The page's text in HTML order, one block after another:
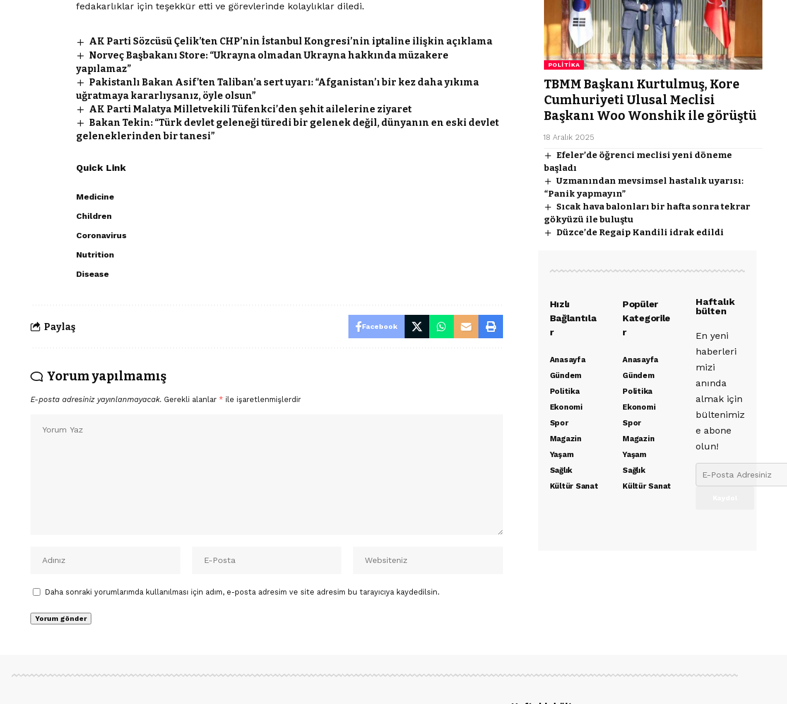
fedakarlıklar için teşekkür etti ve görevlerinde kolaylıklar diledi.
AK Parti Sözcüsü Çelik’ten CHP’nin İstanbul Kongresi’nin iptaline ilişkin açıklama
Norveç Başbakanı Store: “Ukrayna olmadan Ukrayna hakkında müzakere
yapılamaz”
Pakistanlı Bakan Asif’ten Taliban’a sert uyarı: “Afganistan’ı bir kez daha yıkıma
uğratmaya kararlıysanız, öyle olsun”
AK Parti Malatya Milletvekili Tüfenkci’den şehit ailelerine ziyaret
Bakan Tekin: “Türk devlet geleneği türedi bir gelenek değil, dünyanın en eski devlet
geleneklerinden bir tanesi”
Quick Link
Medicine
Children
Coronavirus
Nutrition
Disease
Paylaş Facebook
Yorum yapılmamış
E-posta adresiniz yayınlanmayacak. Gerekli alanlar * ile işaretlenmişlerdir
Daha sonraki yorumlarımda kullanılması için adım, e-posta adresim ve site adresim bu tarayıcıya kaydedilsin.
POLITIKA
TBMM Başkanı Kurtulmuş, Kore
Cumhuriyeti Ulusal Meclisi
Başkanı Woo Wonshik ile görüştü
18 Aralık 2025
Efeler’de öğrenci meclisi yeni döneme
başladı
Uzmanından mevsimsel hastalık uyarısı:
“Panik yapmayın”
Sıcak hava balonları bir hafta sonra tekrar
gökyüzü ile buluştu
Düzce’de Regaip Kandili idrak edildi
Hızlı
Bağlantıla
r
Anasayfa
Gündem
Politika
Ekonomi
Spor
Magazin
Yaşam
Sağlık
Kültür Sanat
Popüler
Kategorile
r
Anasayfa
Gündem
Politika
Ekonomi
Spor
Magazin
Yaşam
Sağlık
Kültür Sanat
Haftalık
bülten
En yeni
haberleri
mizi
anında
almak için
bültenimiz
e abone
olun!